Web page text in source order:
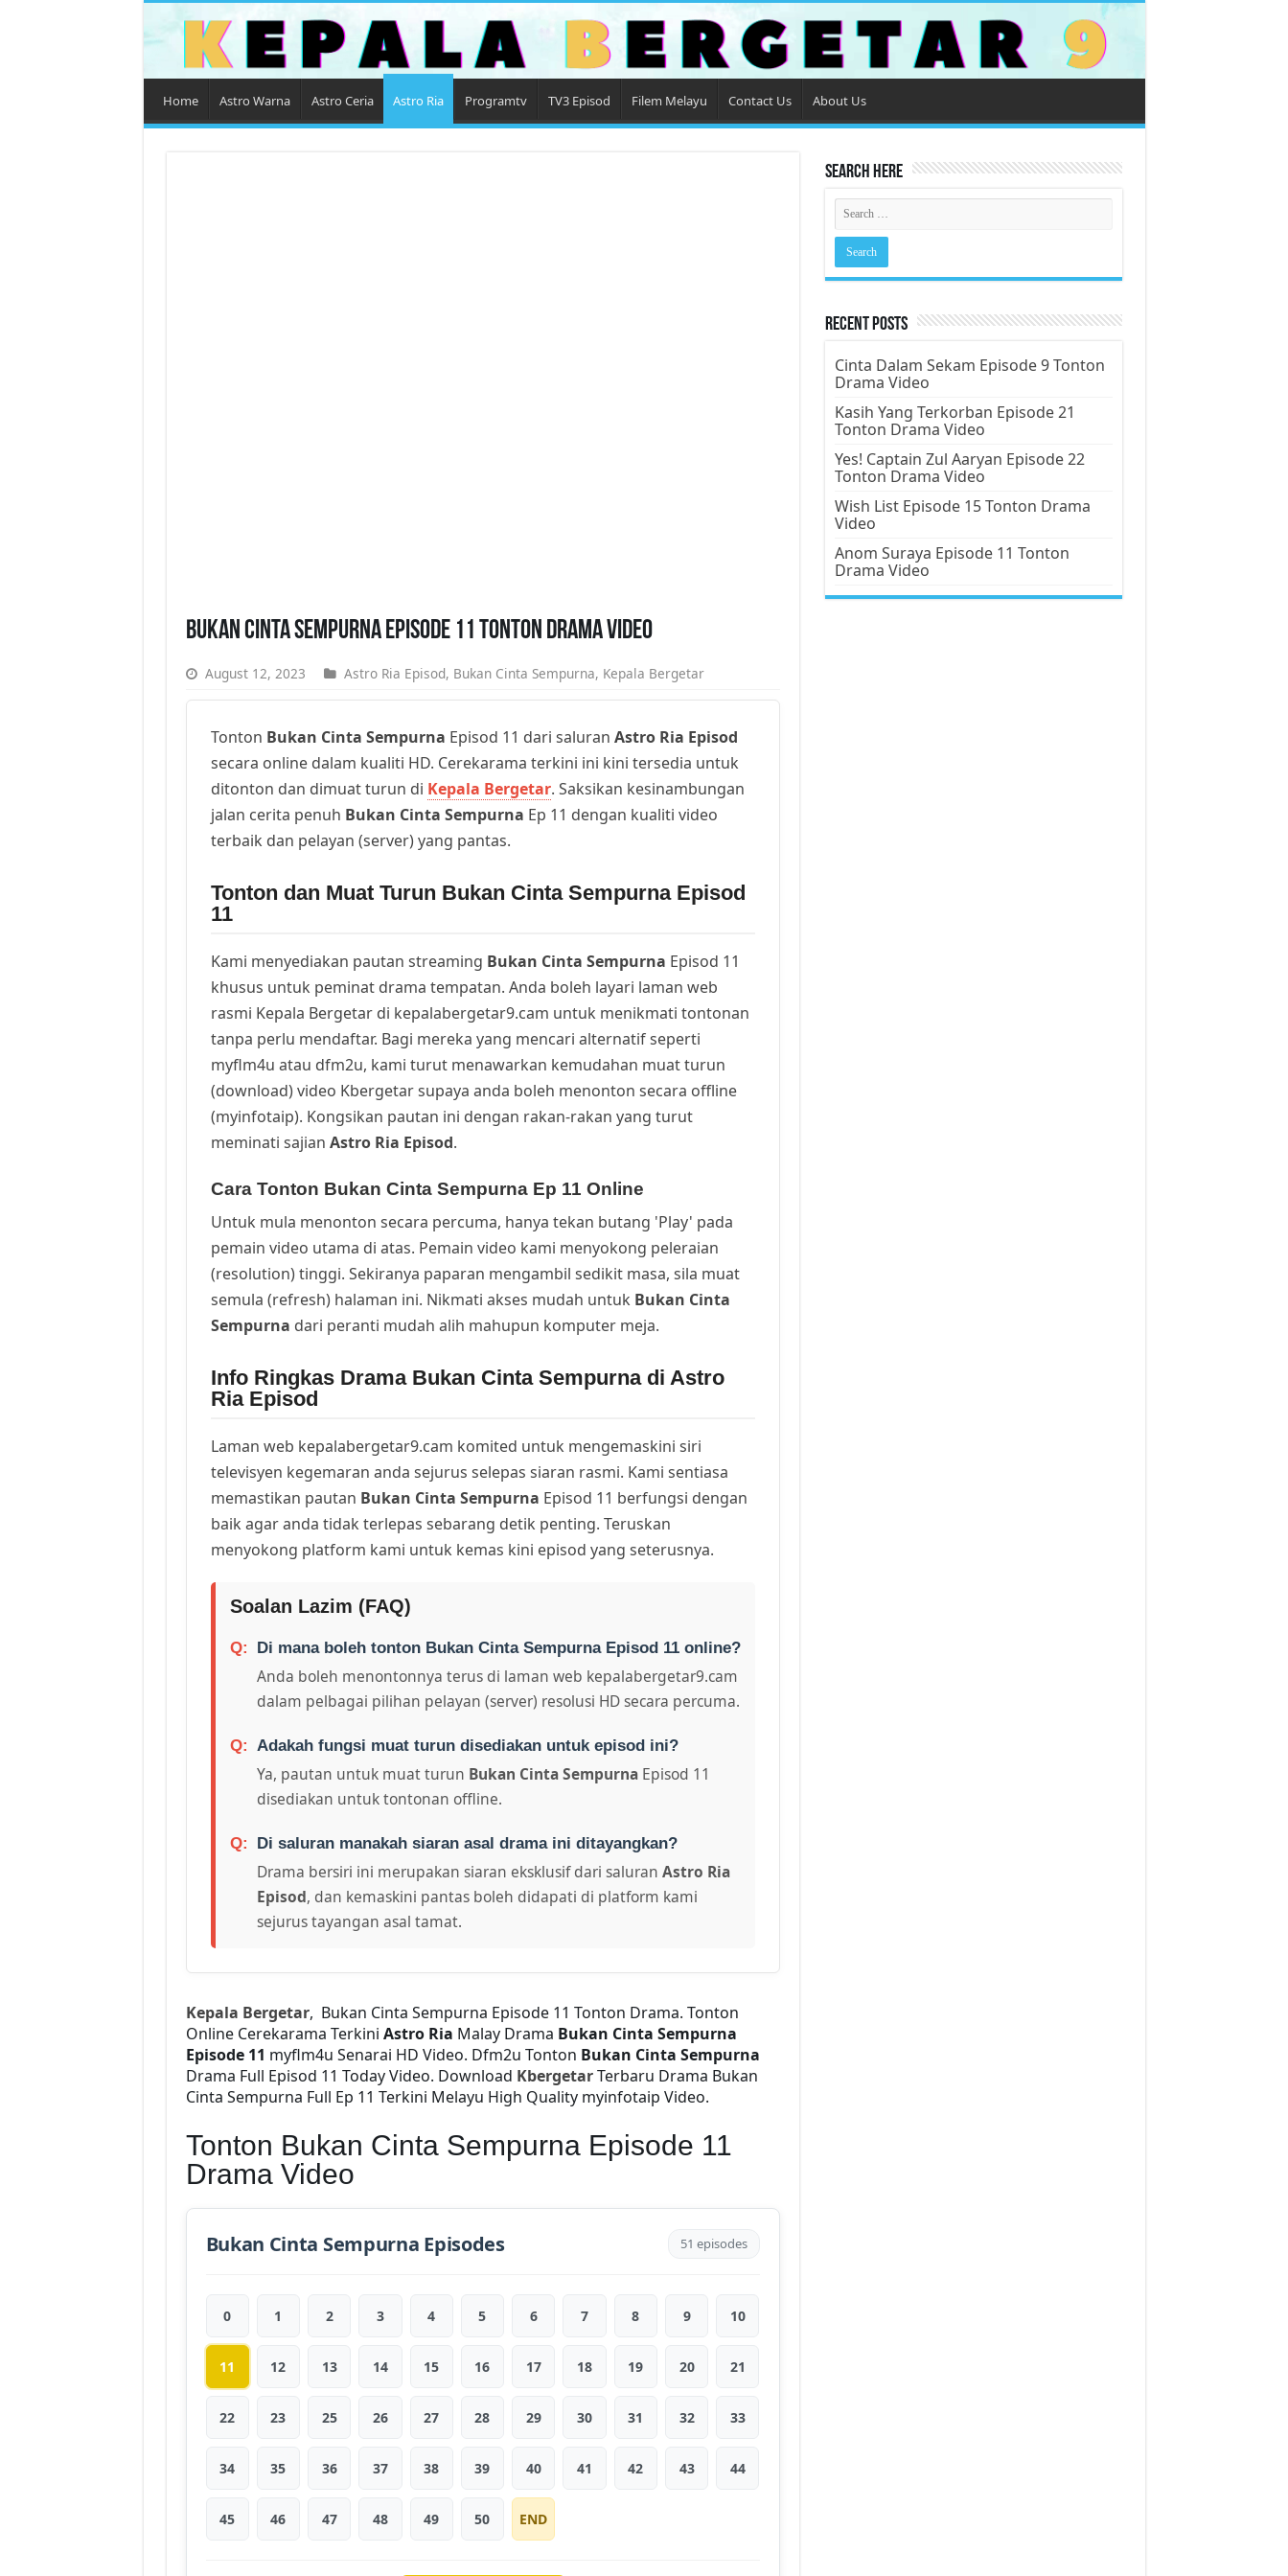
Home Astro Warna Astro Ceria Astro Ria Programtv TV3 Episod Filem Melayu Contact Us About Us
Bukan Cinta Sempurna Episode 11 Tonton Drama Video
August 12, 2023 Astro Ria Episod, Bukan Cinta Sempurna, Kepala Bergetar
Tonton Bukan Cinta Sempurna Episod 11 dari saluran Astro Ria Episod
secara online dalam kualiti HD. Cerekarama terkini ini kini tersedia untuk
ditonton dan dimuat turun di Kepala Bergetar. Saksikan kesinambungan
jalan cerita penuh Bukan Cinta Sempurna Ep 11 dengan kualiti video
terbaik dan pelayan (server) yang pantas.
Tonton dan Muat Turun Bukan Cinta Sempurna Episod
11
Kami menyediakan pautan streaming Bukan Cinta Sempurna Episod 11
khusus untuk peminat drama tempatan. Anda boleh layari laman web
rasmi Kepala Bergetar di kepalabergetar9.cam untuk menikmati tontonan
tanpa perlu mendaftar. Bagi mereka yang mencari alternatif seperti
myflm4u atau dfm2u, kami turut menawarkan kemudahan muat turun
(download) video Kbergetar supaya anda boleh menonton secara offline
(myinfotaip). Kongsikan pautan ini dengan rakan-rakan yang turut
meminati sajian Astro Ria Episod.
Cara Tonton Bukan Cinta Sempurna Ep 11 Online
Untuk mula menonton secara percuma, hanya tekan butang 'Play' pada
pemain video utama di atas. Pemain video kami menyokong peleraian
(resolution) tinggi. Sekiranya paparan mengambil sedikit masa, sila muat
semula (refresh) halaman ini. Nikmati akses mudah untuk Bukan Cinta
Sempurna dari peranti mudah alih mahupun komputer meja.
Info Ringkas Drama Bukan Cinta Sempurna di Astro
Ria Episod
Laman web kepalabergetar9.cam komited untuk mengemaskini siri
televisyen kegemaran anda sejurus selepas siaran rasmi. Kami sentiasa
memastikan pautan Bukan Cinta Sempurna Episod 11 berfungsi dengan
baik agar anda tidak terlepas sebarang detik penting. Teruskan
menyokong platform kami untuk kemas kini episod yang seterusnya.
Soalan Lazim (FAQ)
Di mana boleh tonton Bukan Cinta Sempurna Episod 11 online?
Anda boleh menontonnya terus di laman web kepalabergetar9.cam
dalam pelbagai pilihan pelayan (server) resolusi HD secara percuma.
Adakah fungsi muat turun disediakan untuk episod ini?
Ya, pautan untuk muat turun Bukan Cinta SempurnaEpisod 11
disediakan untuk tontonan offline.
Di saluran manakah siaran asal drama ini ditayangkan?
Drama bersiri ini merupakan siaran eksklusif dari saluran Astro Ria
Episod, dan kemaskini pantas boleh didapati di platform kami
sejurus tayangan asal tamat.
Kepala Bergetar, Bukan Cinta Sempurna Episode 11 Tonton Drama. Tonton
Online Cerekarama Terkini Astro Ria Malay Drama Bukan Cinta Sempurna
Episode 11 myflm4u Senarai HD Video. Dfm2u Tonton Bukan Cinta Sempurna
Drama Full Episod 11 Today Video. Download KbergetarTerbaru Drama Bukan
Cinta Sempurna Full Ep 11 Terkini Melayu High Quality myinfotaip Video.
Tonton Bukan Cinta Sempurna Episode 11
Drama Video
Bukan Cinta Sempurna Episodes 51 episodes
0 1 2 3 4 5 6 7 8 9 10
11 12 13 14 15 16 17 18 19 20 21
22 23 25 26 27 28 29 30 31 32 33
34 35 36 37 38 39 40 41 42 43 44
45 46 47 48 49 50 END
Search Here
Recent Posts
Cinta Dalam Sekam Episode 9 Tonton
Drama Video
Kasih Yang Terkorban Episode 21
Tonton Drama Video
Yes! Captain Zul Aaryan Episode 22
Tonton Drama Video
Wish List Episode 15 Tonton Drama
Video
Anom Suraya Episode 11 Tonton
Drama Video